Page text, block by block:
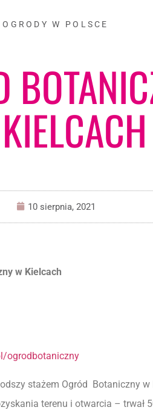
OGRODY W POLSCE
10 sierpnia, 2021
w Kielcach
ogrodbotaniczny
stażem Ogród Botaniczny
terenu i otwarcia – trwał